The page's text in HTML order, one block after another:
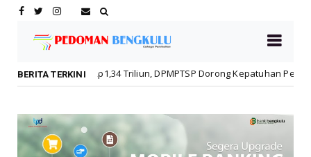
BERITA TERKINI
Triliun, DPMPTSP Dorong Kepatuhan Pelaku Usaha Daerah